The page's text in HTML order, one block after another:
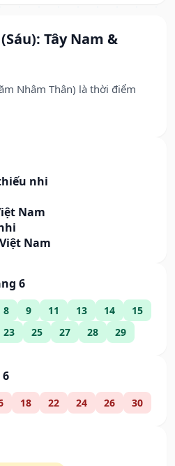
Tây Nam &
Nhâm Thân) là thời điểm
nhi
Nam
Nam
6
8 9 11 13 14
15
23 25 27 28 29
18 22 24 26 30